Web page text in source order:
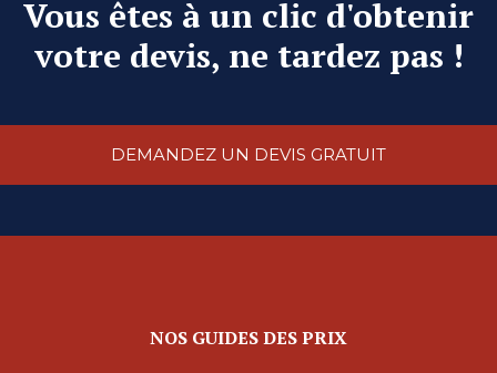
Vous êtes à un clic d'obtenir
votre devis, ne tardez pas !
DEMANDEZ UN DEVIS GRATUIT
NOS GUIDES DES PRIX